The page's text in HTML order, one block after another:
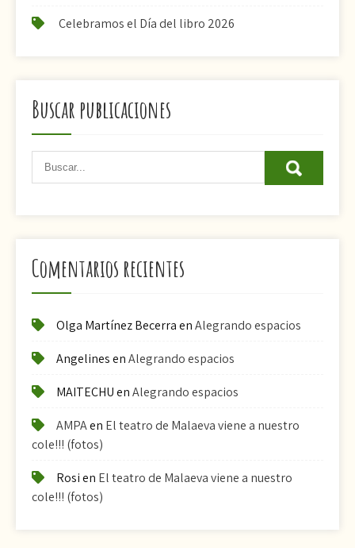
Celebramos el Día del libro 2026
Buscar publicaciones
Comentarios recientes
Olga Martínez BecerraenAlegrando espacios
AngelinesenAlegrando espacios
MAITECHUenAlegrando espacios
AMPAen El teatro de Malaeva viene a nuestro
cole!!! (fotos)
Rosien El teatro de Malaeva viene a nuestro
cole!!! (fotos)